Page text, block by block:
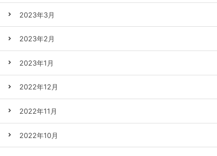
2023年3月
2023年2月
2023年1月
2022年12月
2022年11月
2022年10月